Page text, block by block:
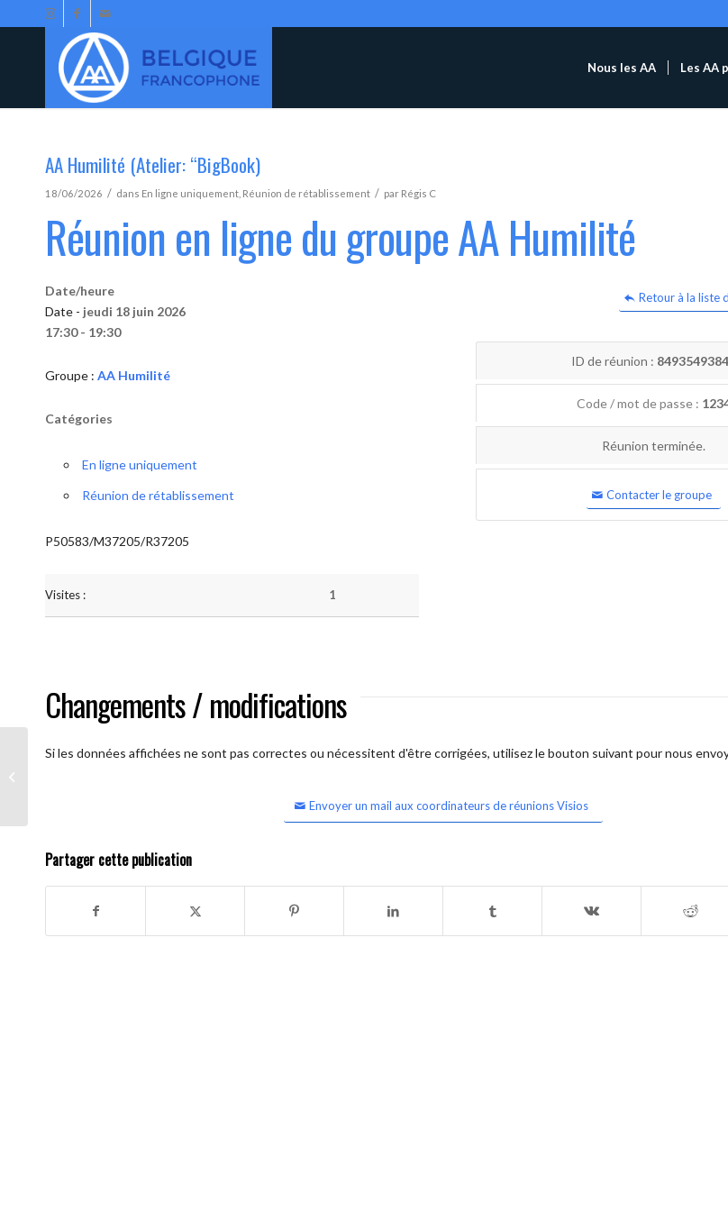
Nous les AA Les AA
AA Humilité (Atelier: “BigBook)
18/06/2026 / dans En ligne uniquement Réunion de rétablissement / par Régis C
Réunion en ligne du groupe AA Humilité
Retour à la liste
Date/heure
Date - jeudi 18 juin 2026
17:30 - 19:30
Groupe : AA Humilité
Catégories
En ligne uniquement
Réunion de rétablissement
P50583/M37205/R37205
Visites : 1
ID de réunion :
Code / mot de passe :
Réunion terminée.
Contacter le groupe
Changements / modifications
Si les données affichées ne sont pas correctes ou nécessitent d'être corrigées, utilisez le bouton suivant pour nous
Envoyer un mail aux coordinateurs de réunions Visios
Partager cette publication